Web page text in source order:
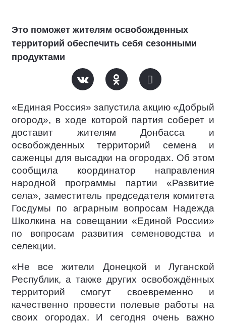
Это поможет жителям освобожденных
территорий обеспечить себя сезонными
продуктами
«Единая Россия» запустила акцию «Добрый
огород», в ходе которой партия соберет и
доставит жителям Донбасса и
освобожденных территорий семена и
саженцы для высадки на огородах. Об этом
сообщила координатор направления
народной программы партии «Развитие
села», заместитель председателя комитета
Госдумы по аграрным вопросам Надежда
Школкина на совещании «Единой России»
по вопросам развития семеноводства и
селекции.
«Не все жители Донецкой и Луганской
Республик, а также других освобождённых
территорий смогут своевременно и
качественно провести полевые работы на
своих огородах. И сегодня очень важно